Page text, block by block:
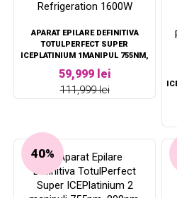
APARAT EPILARE DEFINITIVA
TOTULPERFECT SUPER
ICEPLATINIUM 1MANIPUL 755NM,
808NM, 1064NM DIODA LASER,
PROFESIONAL SALON
TEC+SAPPHIRE REFRIGERATION
59,999 lei
111,999 lei
40%